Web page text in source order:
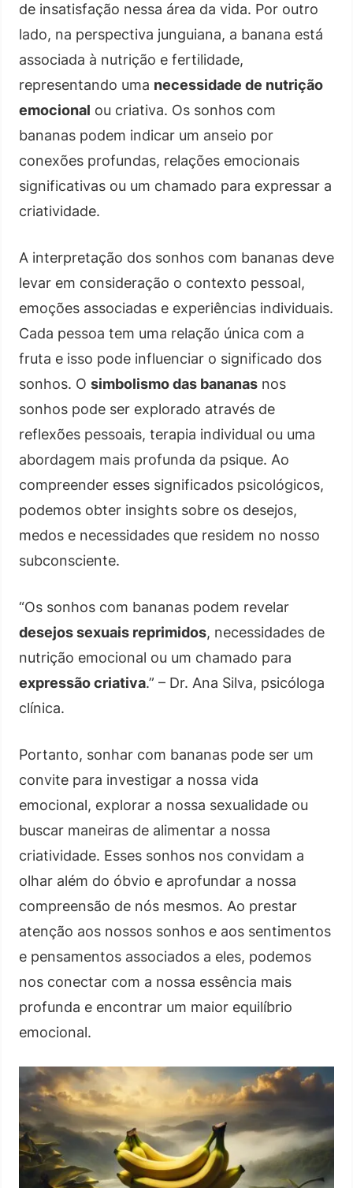
de insatisfação nessa área da vida. Por outro
lado, na perspectiva junguiana, a banana está
associada à nutrição e fertilidade,
representando uma necessidade de nutrição
emocional ou criativa. Os sonhos com
bananas podem indicar um anseio por
conexões profundas, relações emocionais
significativas ou um chamado para expressar a
criatividade.
A interpretação dos sonhos com bananas deve
levar em consideração o contexto pessoal,
emoções associadas e experiências individuais.
Cada pessoa tem uma relação única com a
fruta e isso pode influenciar o significado dos
sonhos. O simbolismo das bananas nos
sonhos pode ser explorado através de
reflexões pessoais, terapia individual ou uma
abordagem mais profunda da psique. Ao
compreender esses significados psicológicos,
podemos obter insights sobre os desejos,
medos e necessidades que residem no nosso
subconsciente.
“Os sonhos com bananas podem revelar
desejos sexuais reprimidos, necessidades de
nutrição emocional ou um chamado para
expressão criativa.” – Dr. Ana Silva, psicóloga
clínica.
Portanto, sonhar com bananas pode ser um
convite para investigar a nossa vida
emocional, explorar a nossa sexualidade ou
buscar maneiras de alimentar a nossa
criatividade. Esses sonhos nos convidam a
olhar além do óbvio e aprofundar a nossa
compreensão de nós mesmos. Ao prestar
atenção aos nossos sonhos e aos sentimentos
e pensamentos associados a eles, podemos
nos conectar com a nossa essência mais
profunda e encontrar um maior equilíbrio
emocional.